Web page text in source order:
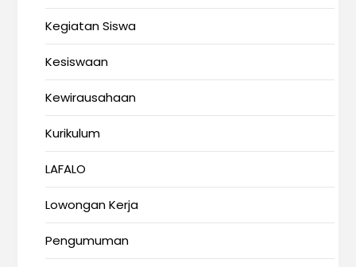
Kegiatan Siswa
Kesiswaan
Kewirausahaan
Kurikulum
LAFALO
Lowongan Kerja
Pengumuman